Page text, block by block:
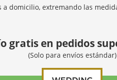
domicilio, extremando las
gratis en pedidos
(Solo para envíos estándar)